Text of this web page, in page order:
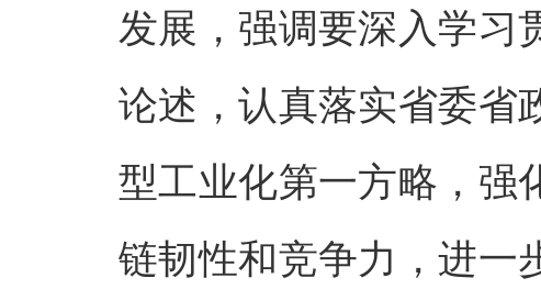
发展，强调要深入学习
论述，认真落实省委省
型工业化第一方略，强
链韧性和竞争力，进一